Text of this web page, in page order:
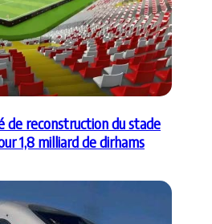
de reconstruction du stade
1,8 milliard de dirhams